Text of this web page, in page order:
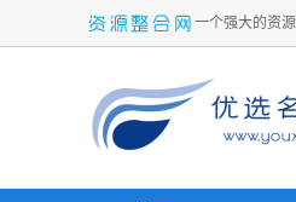
一个强大的资